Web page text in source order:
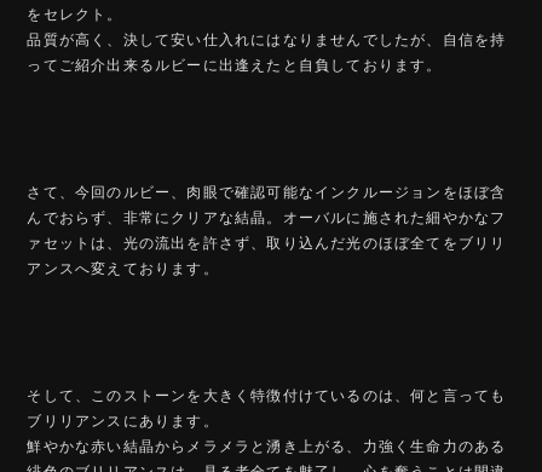
をセレクト。
品質が高く、決して安い仕入れにはなりませんでしたが、自信を持
ってご紹介出来るルビーに出逢えたと自負しております。
さて、今回のルビー、肉眼で確認可能なインクルージョンをほぼ含
んでおらず、非常にクリアな結晶。オーバルに施された細やかなフ
ァセットは、光の流出を許さず、取り込んだ光のほぼ全てをブリリ
アンスへ変えております。
そして、このストーンを大きく特徴付けているのは、何と言っても
ブリリアンスにあります。
鮮やかな赤い結晶からメラメラと湧き上がる、力強く生命力のある